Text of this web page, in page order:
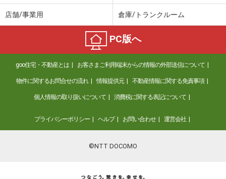
店舗/事業用 倉庫/トランクルーム
PC版へ
goo住宅・不動産とは お客さまご利用端末からの情報の外部送信について
物件に関するお問合せの流れ 情報提供元 不動産情報に関する免責事項
個人情報の取り扱いについて 消費税に関する表記について
プライバシーポリシー ヘルプ お問い合わせ 運営会社
©NTT DOCOMO